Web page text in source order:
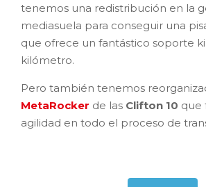
tenemos una redistribución en la
mediasuela para conseguir una
que ofrece un fantástico soporte
kilómetro.
Pero también tenemos
MetaRocker de las Clifton 10 que
agilidad en todo el proceso de